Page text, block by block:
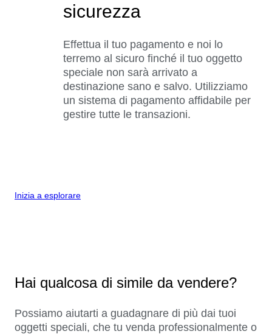
sicurezza
Effettua il tuo pagamento e noi lo
terremo al sicuro finché il tuo oggetto
speciale non sarà arrivato a
destinazione sano e salvo. Utilizziamo
un sistema di pagamento affidabile per
gestire tutte le transazioni.
Inizia a esplorare
Hai qualcosa di simile da vendere?
Possiamo aiutarti a guadagnare di più dai tuoi
oggetti speciali, che tu venda professionalmente o